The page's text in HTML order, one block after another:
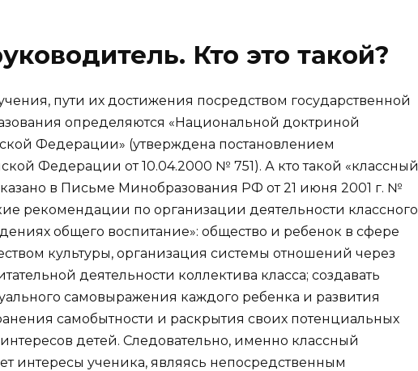
Кто это такой?
пути их достижения посредством государственной
определяются «Национальной доктриной
Федерации» (утверждена постановлением
Федерации от 10.04.2000 № 751). А кто такой «классный
в Письме Минобразования РФ от 21 июня 2001 г. №
рекомендации по организации деятельности классного
общего воспитание»: общество и ребенок в сфере
культуры, организация системы отношений через
деятельности коллектива класса; создавать
самовыражения каждого ребенка и развития
самобытности и раскрытия своих потенциальных
детей. Следовательно, именно классный
интересы ученика, являясь непосредственным